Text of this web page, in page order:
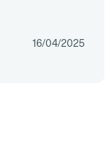
16/04/2025